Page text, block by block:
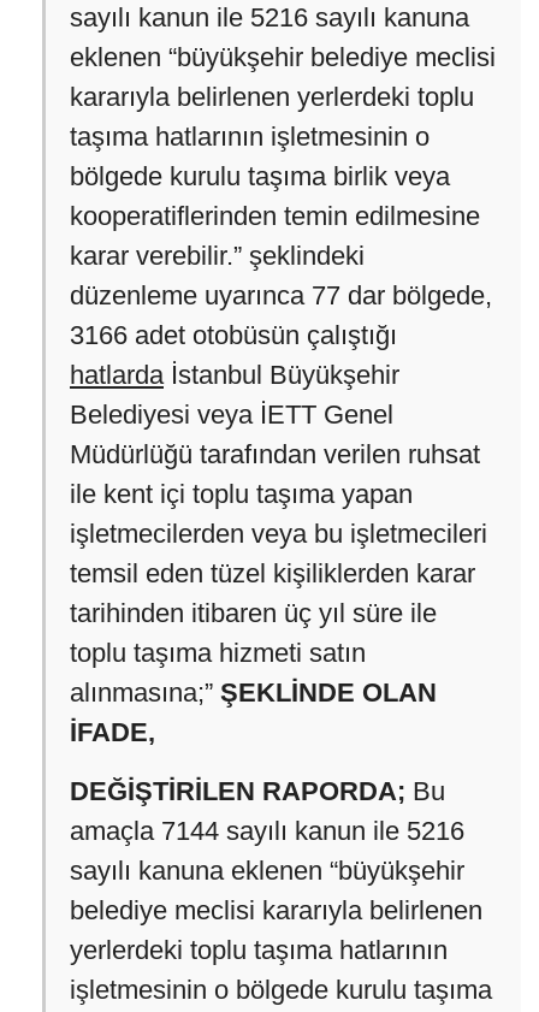
sayılı kanun ile 5216 sayılı kanuna
eklenen “büyükşehir belediye meclisi
kararıyla belirlenen yerlerdeki toplu
taşıma hatlarının işletmesinin o
bölgede kurulu taşıma birlik veya
kooperatiflerinden temin edilmesine
karar verebilir.” şeklindeki
düzenleme uyarınca 77 dar bölgede,
3166 adet otobüsün çalıştığı
hatlarda İstanbul Büyükşehir
Belediyesi veya İETT Genel
Müdürlüğü tarafından verilen ruhsat
ile kent içi toplu taşıma yapan
işletmecilerden veya bu işletmecileri
temsil eden tüzel kişiliklerden karar
tarihinden itibaren üç yıl süre ile
toplu taşıma hizmeti satın
alınmasına;” ŞEKLİNDE OLAN
İFADE,
DEĞİŞTİRİLEN RAPORDA; Bu
amaçla 7144 sayılı kanun ile 5216
sayılı kanuna eklenen “büyükşehir
belediye meclisi kararıyla belirlenen
yerlerdeki toplu taşıma hatlarının
işletmesinin o bölgede kurulu taşıma